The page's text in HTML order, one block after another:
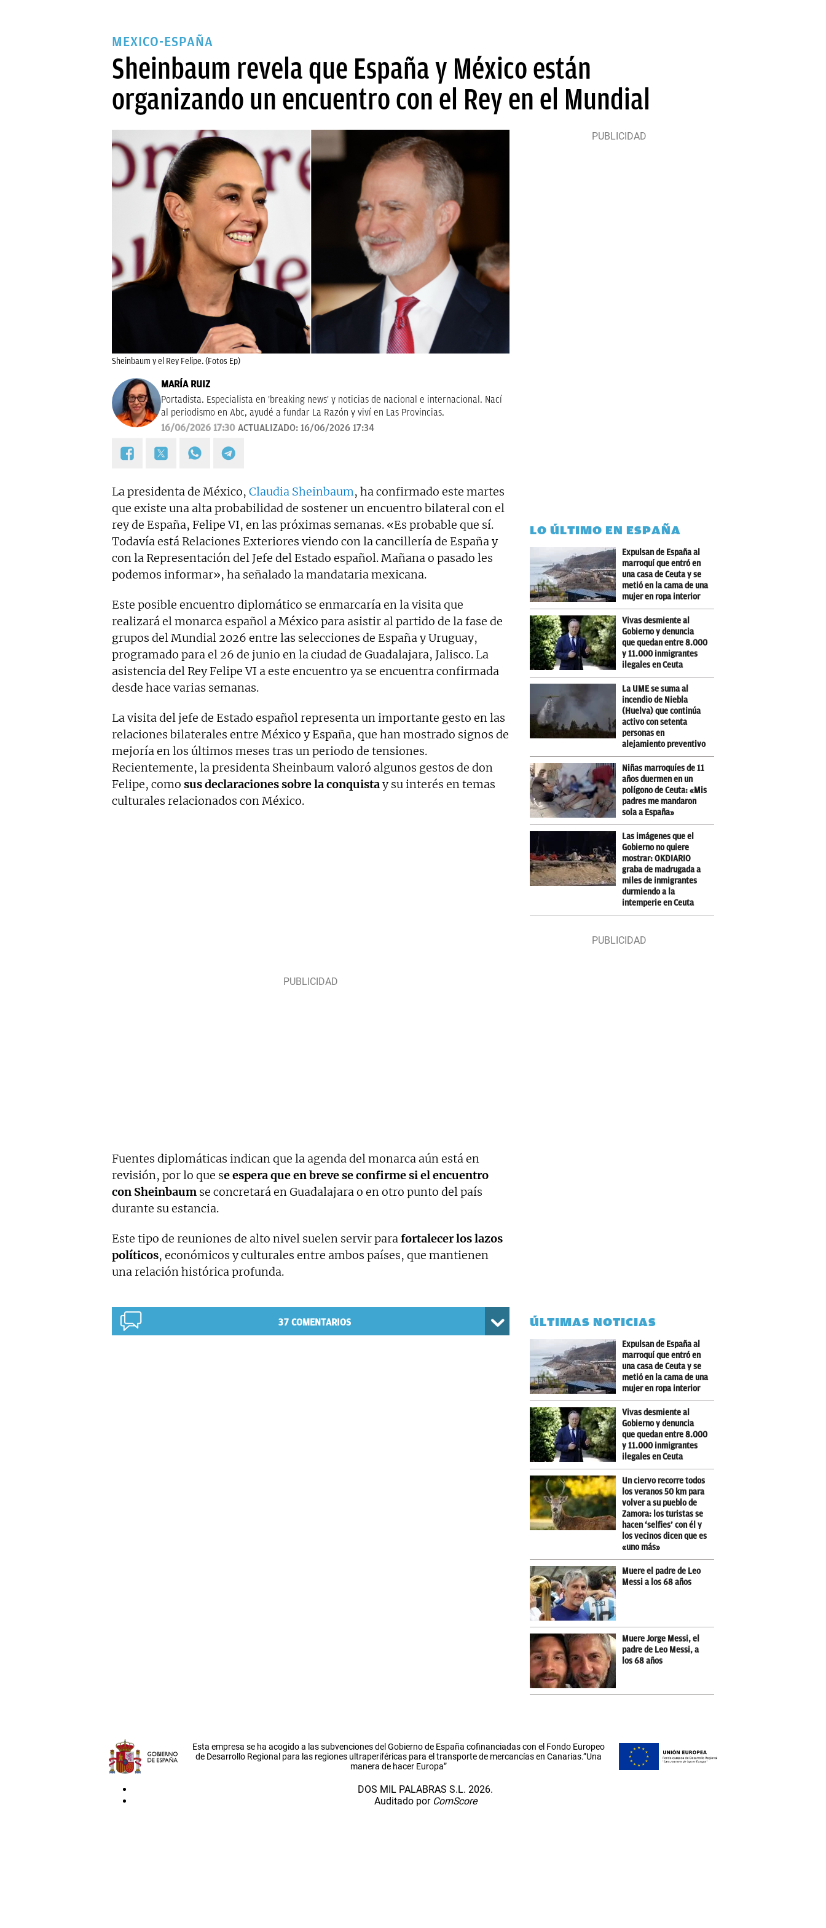
MEXICO-ESPAÑA
Sheinbaum revela que España y México están
organizando un encuentro con el Rey en el Mundial
Sheinbaum y el Rey Felipe. (Fotos Ep)
MARÍA RUIZ
Portadista. Especialista en 'breaking news' y noticias de nacional e internacional. Nací
al periodismo en Abc, ayudé a fundar La Razón y viví en Las Provincias.
16/06/2026 17:30 ACTUALIZADO: 16/06/2026 17:34
La presidenta de México, Claudia Sheinbaum, ha confirmado este martes
que existe una alta probabilidad de sostener un encuentro bilateral con el
rey de España, Felipe VI, en las próximas semanas. «Es probable que sí.
Todavía está Relaciones Exteriores viendo con la cancillería de España y
con la Representación del Jefe del Estado español. Mañana o pasado les
podemos informar», ha señalado la mandataria mexicana.
Este posible encuentro diplomático se enmarcaría en la visita que
realizará el monarca español a México para asistir al partido de la fase de
grupos del Mundial 2026 entre las selecciones de España y Uruguay,
programado para el 26 de junio en la ciudad de Guadalajara, Jalisco. La
asistencia del Rey Felipe VI a este encuentro ya se encuentra confirmada
desde hace varias semanas.
La visita del jefe de Estado español representa un importante gesto en las
relaciones bilaterales entre México y España, que han mostrado signos de
mejoría en los últimos meses tras un periodo de tensiones.
Recientemente, la presidenta Sheinbaum valoró algunos gestos de don
Felipe, como sus declaraciones sobre la conquistay su interés en temas
culturales relacionados con México.
Fuentes diplomáticas indican que la agenda del monarca aún está en
revisión, por lo que se espera que en breve se confirme si el encuentro
con Sheinbaum se concretará en Guadalajara o en otro punto del país
durante su estancia.
Este tipo de reuniones de alto nivel suelen servir parafortalecer los lazos
políticos, económicos y culturales entre ambos países, que mantienen
una relación histórica profunda.
37COMENTARIOS
LO ÚLTIMO EN ESPAÑA
Expulsan de España al
marroquí que entró en
una casa de Ceuta y se
metió en la cama de una
mujer en ropa interior
Vivas desmiente al
Gobierno y denuncia
que quedan entre 8.000
y 11.000 inmigrantes
ilegales en Ceuta
La UME se suma al
incendio de Niebla
(Huelva) que continúa
activo con setenta
personas en
alejamiento preventivo
Niñas marroquíes de 11
años duermen en un
polígono de Ceuta: «Mis
padres me mandaron
sola a España»
Las imágenes que el
Gobierno no quiere
mostrar: OKDIARIO
graba de madrugada a
miles de inmigrantes
durmiendo a la
intemperie en Ceuta
ÚLTIMAS NOTICIAS
Expulsan de España al
marroquí que entró en
una casa de Ceuta y se
metió en la cama de una
mujer en ropa interior
Vivas desmiente al
Gobierno y denuncia
que quedan entre 8.000
y 11.000 inmigrantes
ilegales en Ceuta
Un ciervo recorre todos
los veranos 50 km para
volver a su pueblo de
Zamora: los turistas se
hacen ‘selfies’ con él y
los vecinos dicen que es
«uno más»
Muere el padre de Leo
Messi a los 68 años
Muere Jorge Messi, el
padre de Leo Messi, a
los 68 años
Esta empresa se ha acogido a las subvenciones del Gobierno de España cofinanciadas con el Fondo Europeo
de Desarrollo Regional para las regiones ultraperiféricas para el transporte de mercancías en Canarias.”Una
manera de hacer Europa”
DOS MIL PALABRAS S.L. 2026.
Auditado por ComScore